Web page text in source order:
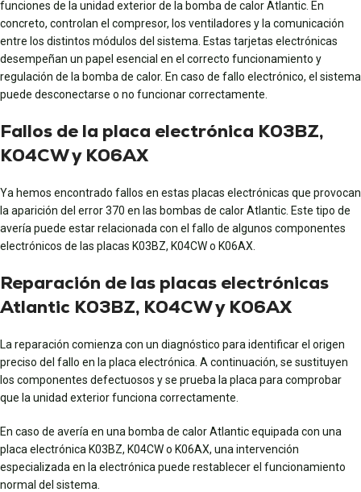
funciones de la unidad exterior de la bomba de calor Atlantic. En
concreto, controlan el compresor, los ventiladores y la comunicación
entre los distintos módulos del sistema. Estas tarjetas electrónicas
desempeñan un papel esencial en el correcto funcionamiento y
regulación de la bomba de calor. En caso de fallo electrónico, el sistema
puede desconectarse o no funcionar correctamente.
Fallos de la placa electrónica K03BZ,
K04CW y K06AX
Ya hemos encontrado fallos en estas placas electrónicas que provocan
la aparición del error 370 en las bombas de calor Atlantic. Este tipo de
avería puede estar relacionada con el fallo de algunos componentes
electrónicos de las placas K03BZ, K04CW o K06AX.
Reparación de las placas electrónicas
Atlantic K03BZ, K04CW y K06AX
La reparación comienza con un diagnóstico para identificar el origen
preciso del fallo en la placa electrónica. A continuación, se sustituyen
los componentes defectuosos y se prueba la placa para comprobar
que la unidad exterior funciona correctamente.
En caso de avería en una bomba de calor Atlantic equipada con una
placa electrónica K03BZ, K04CW o K06AX, una intervención
especializada en la electrónica puede restablecer el funcionamiento
normal del sistema.